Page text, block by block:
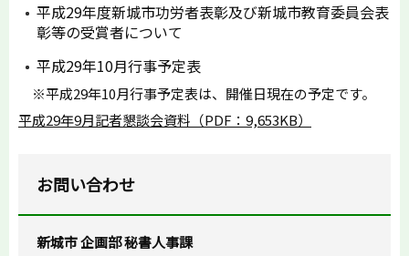
平成29年度新城市功労者表彰及び新城市教育委員会表
彰等の受賞者について
平成29年10月行事予定表
※平成29年10月行事予定表は、開催日現在の予定です。
平成29年9月記者懇談会資料（PDF：9,653KB）
お問い合わせ
新城市 企画部 秘書人事課